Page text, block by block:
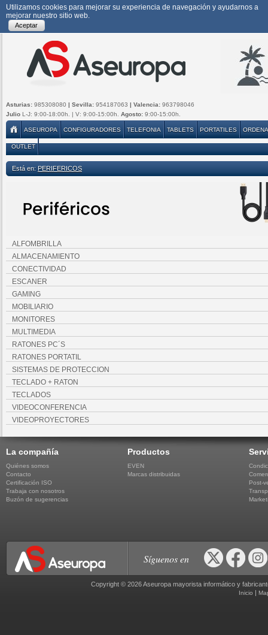
Utilizamos cookies para mejorar su experiencia de navegación y ayudarnos a
mejorar nuestro sitio web.
Aceptar
Asturias: 985308080 | Sevilla: 954187063 | Valencia: 963798046
Julio L-J: 9:00-18:00h. | V: 9:00-15:00h. Agosto: 9:00-15:00h.
ASEUROPA CONFIGURADORES TELEFONIA TABLETS PORTATILES
OUTLET
Está en: PERIFERICOS
ALFOMBRILLA
ALMACENAMIENTO
CONECTIVIDAD
ESCANER
GAMING
MOBILIARIO
MONITORES
MULTIMEDIA
RATONES PC´S
RATONES PORTATIL
SISTEMAS DE PROTECCION
TECLADO + RATON
TECLADOS
VIDEOCONFERENCIA
VIDEOPROYECTORES
La compañía
Quiénes somos
Contacto
Certificación ISO
Trabaja con nosotros
Buzón de sugerencias
Productos
EVEN
Marcas distribuidas
Post-
Síguenos en
Copyright © 2026 Aseuropa mayorista informático y
Inicio |